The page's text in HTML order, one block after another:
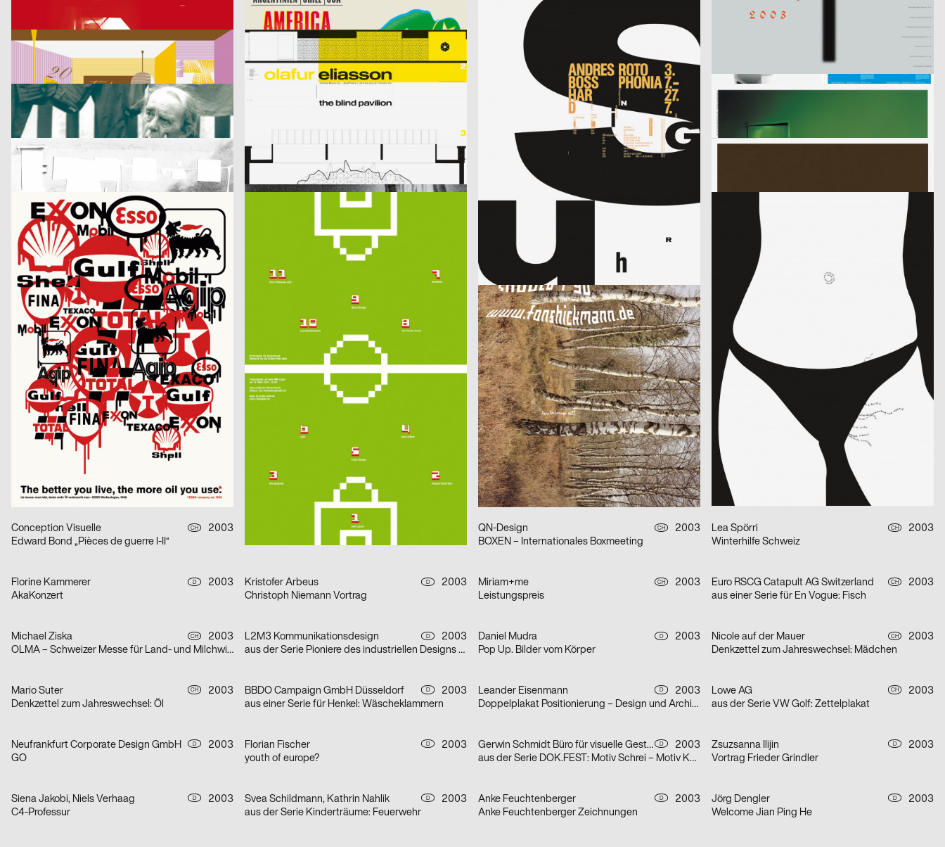
cyan (Daniela Haufe + Detlef Fiedler) D
2003
20 Jahre Freunde guter Musik
cyan (Daniela Haufe + Detlef Fiedler) D
2003
olafur eliasson – the blind pavillon
cyan (Daniela Haufe + Detlef Fiedler)
2003
better days
2003
blotto design D
Geistiger Explosivstoff (Recht, von dem man…)
An Estranged Paradise
2003
Musica Viva Konzert 26.02.2003
i.de – Büro für Kommunikation
Mitra Tabrizian Jenseits der Grenzen
Marion Blomeyer
2003
Gedächtnisbilder
Fons Hickmann m23
2003
Die Toten
HardCase Design
2003
Paradies No. 5
Franz Scholz
je besser man lebt…
Fons Hickmann m23, Klaus Hesse Fons Hickmann m23
2003
2003
Kleidersammlung
Publicis Wien A brand of Publicis Group Austria A
2003
Leistungsgruppe Sport
Publicis Werbeagentur GmbH
U-Boot
Fons Hickmann m23
Young and Social
Publicis Werbeagentur GmbH
Die Würze im Leben
Fons Hickmann m23 D
2003
Steur Fotografieie
Freies Lernen
Publicis Werbeagentur GmbH D
2003
aus einer Serie für Qantas Airways Limited: one-way
Fons Hickmann m23
2003
Seidenstraße
Fons Hickmann m23 D
2003
Seidenstraße
Publicis Werbeagentur GmbH D
2003
Overweight?
Annette Kadatz A
2003
Identity
2003
Plakatserie Fashion Victim
Georg Schnitzer, Christoph Priglinger, Oliver Laric A
2003
Alex Klug D
2003
Auf Wiedersehen Siegfried Maser
David Mühlfeld
Peace!
Herr Ledesi Projekt- und Werbeagentur Tina Worbs
Kurt-Weidemann-Vortrag
Kleon Medugorac D
2003
Rock im Aktionsraum
Kleon Medugorac
KURZE 03
Conception Visuelle CH
2003
Edward Bond „Pièces de guerre I-II“
QN-Design CH
2003
BOXEN – Internationales Boxmeeting
Lea Spörri CH
2003
Winterhilfe Schweiz
Florine Kammerer D
2003
AkaKonzert
Kristofer Arbeus D
2003
Christoph Niemann Vortrag
Miriam+me CH
2003
Leistungspreis
Euro RSCG Catapult AG Switzerland CH
2003
aus einer Serie für En Vogue: Fisch
Michael Ziska CH
2003
OLMA – Schweizer Messe für Land- und Milchwirtschaft 2003
L2M3 Kommunikationsdesign D
2003
aus der Serie Pioniere des industriellen Designs am Bodensee: Champs
Daniel Mudra D
2003
Pop Up. Bilder vom Körper
Nicole auf der Mauer CH
2003
Denkzettel zum Jahreswechsel: Mädchen
Mario Suter CH
2003
Denkzettel zum Jahreswechsel: Öl
BBDO Campaign GmbH Düsseldorf D
2003
aus einer Serie für Henkel: Wäscheklammern
Leander Eisenmann D
2003
Doppelplakat Positionierung – Design und Architektur, von der Ausbildung zum Beruf?
Lowe AG CH
2003
aus der Serie VW Golf: Zettelplakat
Neufrankfurt Corporate Design GmbH D
2003
GO
Florian Fischer D
2003
youth of europe?
Gerwin Schmidt Büro für visuelle Gestaltung D
2003
aus der Serie DOK.FEST: Motiv Schrei – Motiv Kuss
Zsuzsanna Ilijin D
2003
Vortrag Frieder Grindler
Siena Jakobi, Niels Verhaag D
2003
C4-Professur
Svea Schildmann, Kathrin Nahlik D
2003
aus der Serie Kinderträume: Feuerwehr
Anke Feuchtenberger D
2003
Anke Feuchtenberger Zeichnungen
Jörg Dengler D
2003
Welcome Jian Ping He